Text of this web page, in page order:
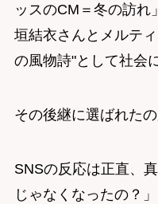
ッスのCM＝冬の訪れ
垣結衣さんとメルテ
の風物詩"として社会
その後継に選ばれた
SNSの反応は正直、
じゃなくなったの？